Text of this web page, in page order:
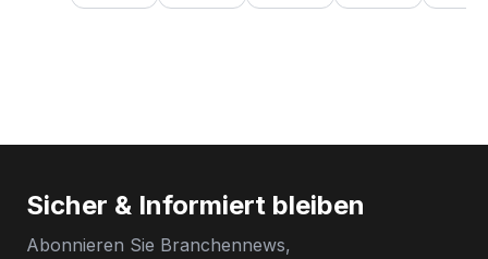
Sicher & Informiert bleiben
Abonnieren Sie Branchennews,